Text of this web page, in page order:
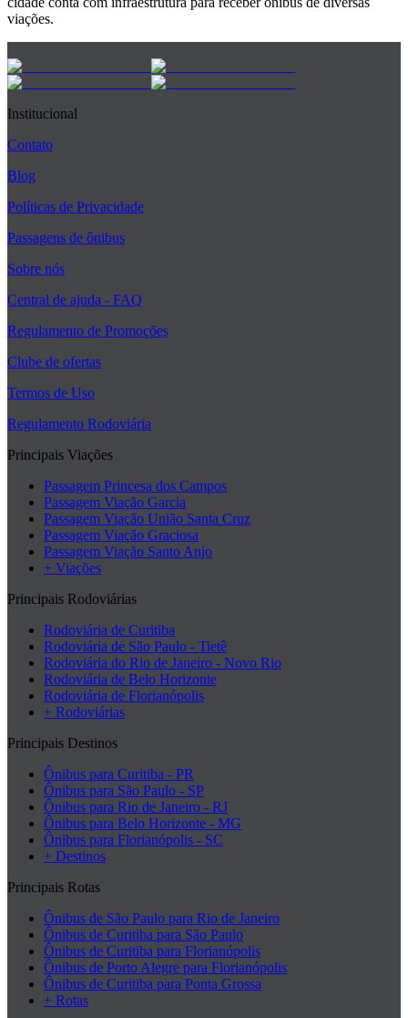
viações.
Institucional
Contato
Blog
Políticas de Privacidade
Passagens de ônibus
Sobre nós
Central de ajuda - FAQ
Regulamento de Promoções
Clube de ofertas
Termos de Uso
Regulamento Rodoviária
Principais Viações
Passagem Princesa dos Campos
Passagem Viação Garcia
Passagem Viação União Santa Cruz
Passagem Viação Graciosa
Passagem Viação Santo Anjo
+ Viações
Principais Rodoviárias
Rodoviária de Curitiba
Rodoviária de São Paulo - Tietê
Rodoviária do Rio de Janeiro - Novo Rio
Rodoviária de Belo Horizonte
Rodoviária de Florianópolis
+ Rodoviárias
Principais Destinos
Ônibus para Curitiba - PR
Ônibus para São Paulo - SP
Ônibus para Rio de Janeiro - RJ
Ônibus para Belo Horizonte - MG
Ônibus para Florianópolis - SC
+ Destinos
Principais Rotas
Ônibus de São Paulo para Rio de Janeiro
Ônibus de Curitiba para São Paulo
Ônibus de Curitiba para Florianópolis
Ônibus de Porto Alegre para Florianópolis
Ônibus de Curitiba para Ponta Grossa
+ Rotas